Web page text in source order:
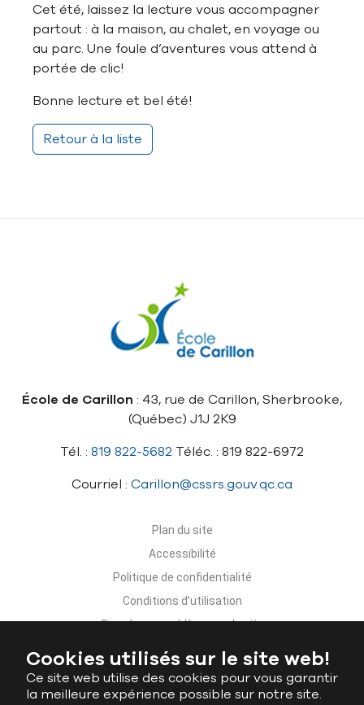
Cookies utilisés sur le site web!
Ce site web utilise des cookies pour vous garantir
la meilleure expérience possible sur notre site.
Cet été, laissez la lecture vous accompagner
partout : à la maison, au chalet, en voyage ou
au parc. Une foule d’aventures vous attend à
portée de clic!
Bonne lecture et bel été!
Retour à la liste
École de Carillon : 43, rue de Carillon, Sherbrooke,
(Québec) J1J 2K9
Tél. : 819 822-5682 Téléc. : 819 822-6972
Courriel : Carillon@cssrs.gouv.qc.ca
Plan du site
Accessibilité
Politique de confidentialité
Conditions d’utilisation
Signaler un problème sur le site
Nous joindre